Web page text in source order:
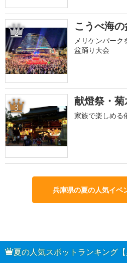
2 こうべ海
メリケンパー
盆踊り大会
3 献燈祭・
家族で楽しめる
兵庫県の夏の人気イベ
夏の人気スポットランキング【